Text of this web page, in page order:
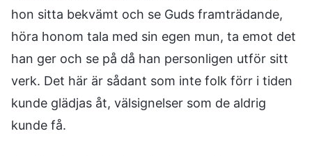
hon sitta bekvämt och se Guds framträdande,
höra honom tala med sin egen mun, ta emot det
han ger och se på då han personligen utför sitt
verk. Det här är sådant som inte folk förr i tiden
kunde glädjas åt, välsignelser som de aldrig
kunde få.